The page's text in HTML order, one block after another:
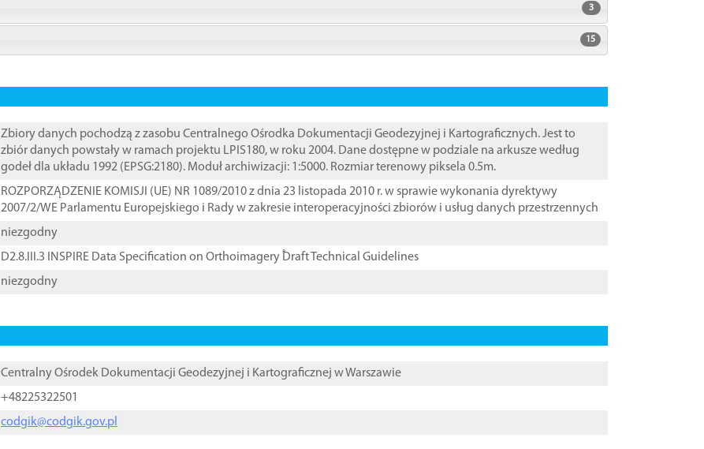
3
15
Zbiory danych pochodzą z zasobu Centralnego Ośrodka Dokumentacji Geodezyjnej i Kartograficznych. Jest to
zbiór danych powstały w ramach projektu LPIS180, w roku 2004. Dane dostępne w podziale na arkusze według
godeł dla układu 1992 (EPSG:2180). Moduł archiwizacji: 1:5000. Rozmiar terenowy piksela 0.5m.
ROZPORZĄDZENIE KOMISJI (UE) NR 1089/2010 z dnia 23 listopada 2010 r. w sprawie wykonania dyrektywy
2007/2/WE Parlamentu Europejskiego i Rady w zakresie interoperacyjności zbiorów i usług danych przestrzennych
niezgodny
D2.8.III.3 INSPIRE Data Specification on Orthoimagery ֠Draft Technical Guidelines
niezgodny
Centralny Ośrodek Dokumentacji Geodezyjnej i Kartograficznej w Warszawie
+48225322501
codgik@codgik.gov.pl